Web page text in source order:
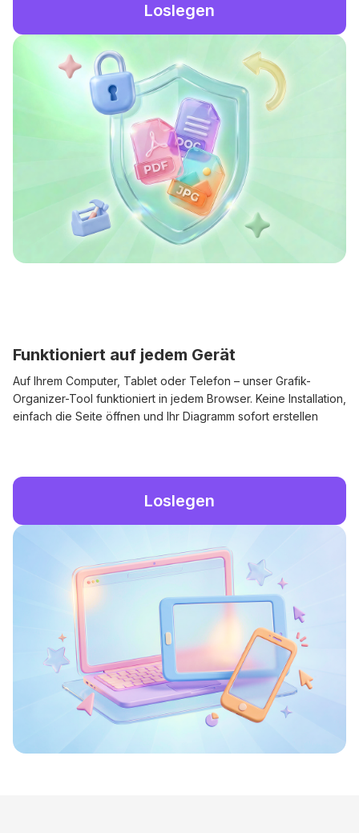
Loslegen
Funktioniert auf jedem Gerät
Auf Ihrem Computer, Tablet oder Telefon – unser Grafik-
Organizer-Tool funktioniert in jedem Browser. Keine Installation,
einfach die Seite öffnen und Ihr Diagramm sofort erstellen
Loslegen